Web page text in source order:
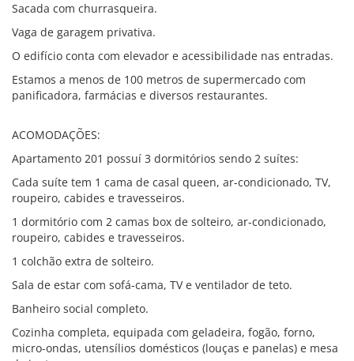
Sacada com churrasqueira.
Vaga de garagem privativa.
O edifício conta com elevador e acessibilidade nas entradas.
Estamos a menos de 100 metros de supermercado com
panificadora, farmácias e diversos restaurantes.
ACOMODAÇÕES:
Apartamento 201 possuí 3 dormitórios sendo 2 suítes:
Cada suíte tem 1 cama de casal queen, ar-condicionado, TV,
roupeiro, cabides e travesseiros.
1 dormitório com 2 camas box de solteiro, ar-condicionado,
roupeiro, cabides e travesseiros.
1 colchão extra de solteiro.
Sala de estar com sofá-cama, TV e ventilador de teto.
Banheiro social completo.
Cozinha completa, equipada com geladeira, fogão, forno,
micro-ondas, utensílios domésticos (louças e panelas) e mesa